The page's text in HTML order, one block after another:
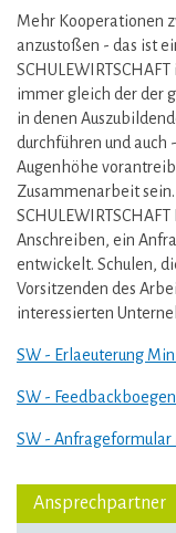
Mehr Kooperationen
anzustoßen - das ist
immer gleich der der
in denen
durchführen und
Augenhöhe
Zusammenarbeit
Anschreiben, ein
entwickelt. Schulen,
Vorsitzenden des
interessierten
SW - Erlaeuterung
SW -
SW -
Ansprechpartner